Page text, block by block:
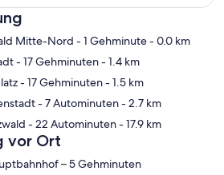
Karte
Mitte-Nord - 1 Gehminute- 0.0 km
- 17 Gehminuten- 1.4 km
- 17 Gehminuten- 1.5 km
- 7 Autominuten- 2.7 km
- 22 Autominuten- 17.9 km
vor Ort
– 5 Gehminuten